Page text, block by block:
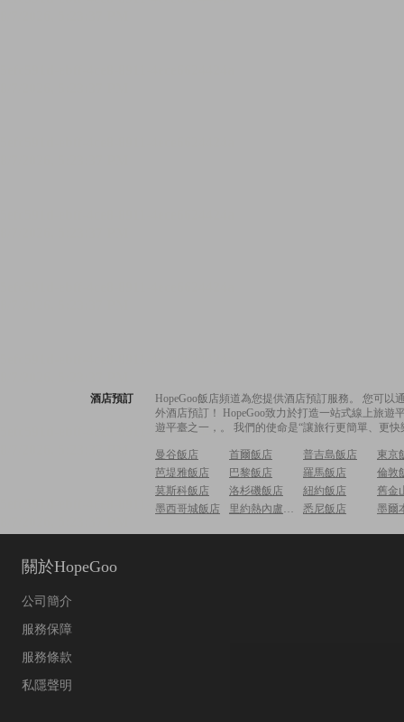
酒店預訂
HopeGoo飯店頻道為您提供酒店預訂服務。 您可
外酒店預訂！ HopeGoo致力於打造一站式線上旅
遊平臺之一，。 我們的使命是“讓旅行更簡單、更
曼谷飯店 首爾飯店 普吉島飯店
東京
芭堤雅飯店
巴黎飯店 羅馬飯店
倫敦
莫斯科飯店
洛杉磯飯店 紐約飯店
舊金
墨西哥城飯店
里約熱內盧飯店 悉尼飯店 墨爾
關於HopeGoo
公司簡介
服務保障
服務條款
私隱聲明